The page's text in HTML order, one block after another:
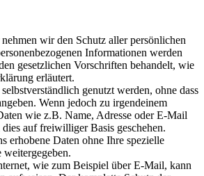
wir den Schutz aller persönlichen
Informationen werden
gesetzlichen Vorschriften behandelt, wie
erläutert.
genutzt werden, ohne dass
Wenn jedoch zu irgendeinem
wie z.B. Name, Adresse oder E-Mail
auf freiwilliger Basis geschehen.
erhobene Daten ohne Ihre spezielle
wie zum Beispiel über E-Mail, kann